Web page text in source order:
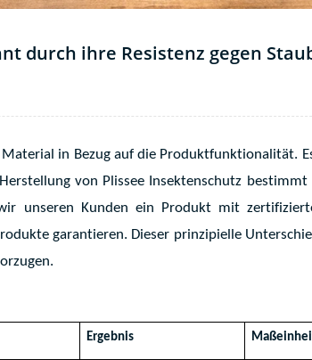
durch ihre Resistenz gegen
in Bezug auf die Produktfunktionalität.
von Plissee Insektenschutz
unseren Kunden ein Produkt mit
garantieren. Dieser prinzipielle
Ergebnis